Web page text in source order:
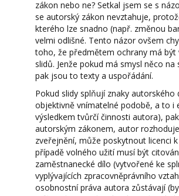
zákon nebo ne? Setkal jsem se s
se autorský zákon nevztahuje,
kterého lze snadno (např. změnou
velmi odlišné. Tento názor ovšem
toho, že předmětem ochrany má být
slidů. Jenže pokud má smysl něco na
pak jsou to texty a uspořádání.
Pokud slidy splňují znaky autorského
objektivně vnímatelné podobě, a to i
výsledkem tvůrčí činnosti autora),
autorským zákonem, autor
zveřejnění, může poskytnout licenci
případě volného užití musí být
zaměstnanecké dílo (vytvořené ke
vyplývajících zpracovněprávního
osobnostní práva autora zůstávají